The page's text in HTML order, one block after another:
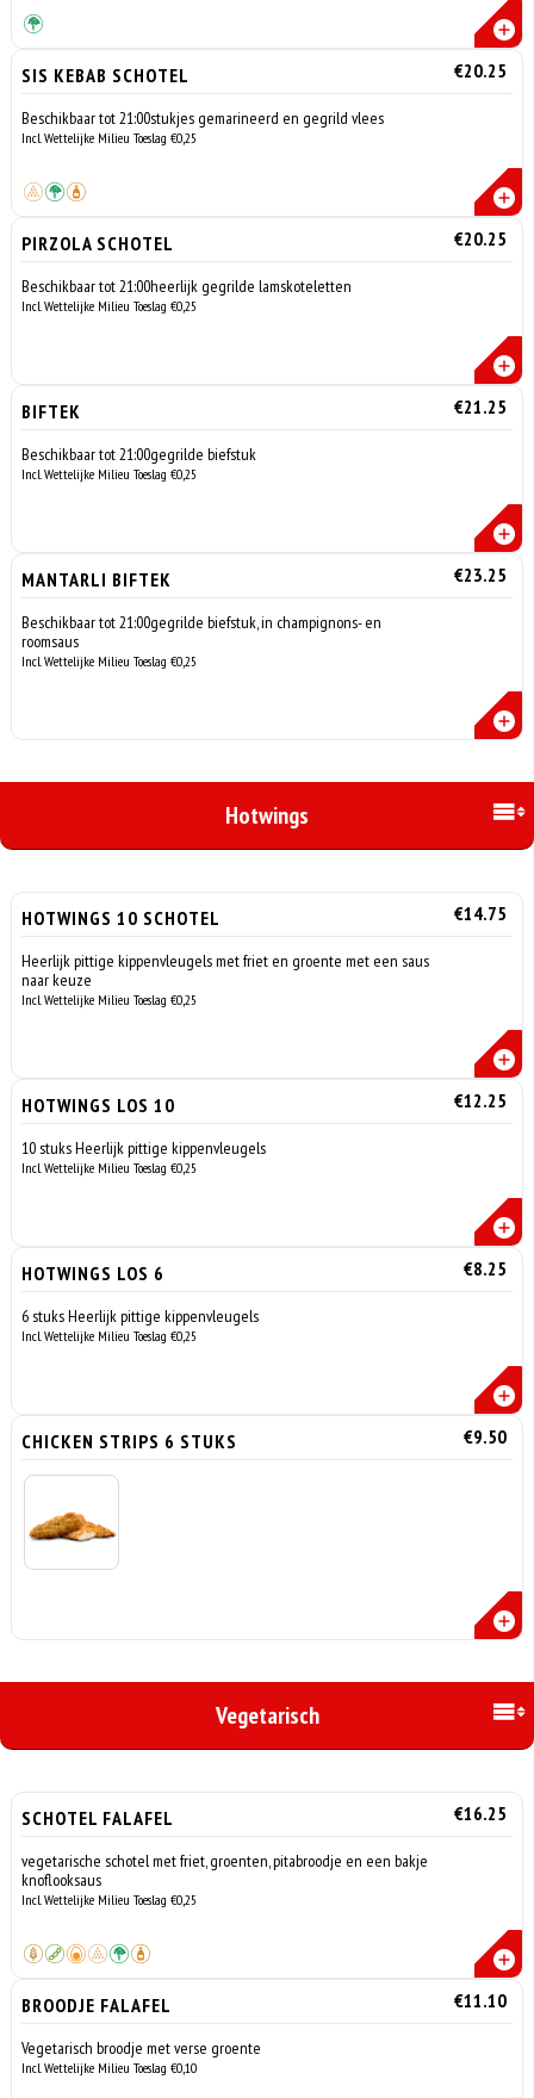
SIS KEBAB SCHOTEL €20.25
Beschikbaar tot 21:00stukjes gemarineerd en gegrild vlees
Incl. Wettelijke Milieu Toeslag €0,25
PIRZOLA SCHOTEL €20.25
Beschikbaar tot 21:00heerlijk gegrilde lamskoteletten
Incl. Wettelijke Milieu Toeslag €0,25
BIFTEK €21.25
Beschikbaar tot 21:00gegrilde biefstuk
Incl. Wettelijke Milieu Toeslag €0,25
MANTARLI BIFTEK €23.25
Beschikbaar tot 21:00gegrilde biefstuk, in champignons- en
roomsaus
Incl. Wettelijke Milieu Toeslag €0,25
Hotwings
HOTWINGS 10 SCHOTEL €14.75
Heerlijk pittige kippenvleugels met friet en groente met een saus
naar keuze
Incl. Wettelijke Milieu Toeslag €0,25
HOTWINGS LOS 10 €12.25
10 stuks Heerlijk pittige kippenvleugels
Incl. Wettelijke Milieu Toeslag €0,25
HOTWINGS LOS 6 €8.25
6 stuks Heerlijk pittige kippenvleugels
Incl. Wettelijke Milieu Toeslag €0,25
CHICKEN STRIPS 6 STUKS €9.50
Vegetarisch
SCHOTEL FALAFEL €16.25
vegetarische schotel met friet, groenten, pitabroodje en een bakje
knoflooksaus
Incl. Wettelijke Milieu Toeslag €0,25
BROODJE FALAFEL €11.10
Vegetarisch broodje met verse groente
Incl. Wettelijke Milieu Toeslag €0,10